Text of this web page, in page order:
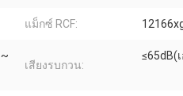
แม็กซ์ RCF:
เสียงรบกวน:
≤65dB(